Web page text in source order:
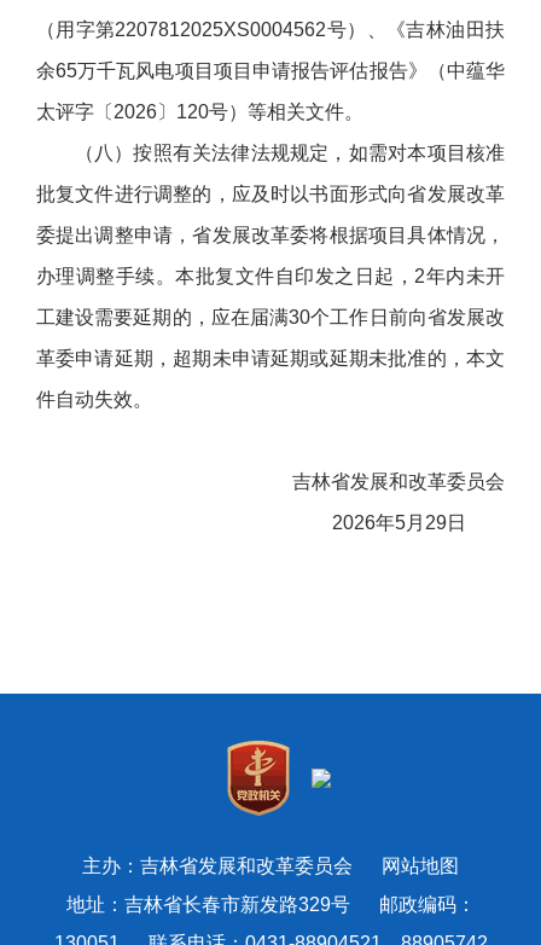
（用字第2207812025XS0004562号）、《吉林油田扶
余65万千瓦风电项目项目申请报告评估报告》（中蕴华
太评字〔2026〕120号）等相关文件。
（八）按照有关法律法规规定，如需对本项目核准
批复文件进行调整的，应及时以书面形式向省发展改革
委提出调整申请，省发展改革委将根据项目具体情况，
办理调整手续。本批复文件自印发之日起，2年内未开
工建设需要延期的，应在届满30个工作日前向省发展改
革委申请延期，超期未申请延期或延期未批准的，本文
件自动失效。
吉林省发展和改革委员会
2026年5月29日
主办：吉林省发展和改革委员会
网站地图
地址：吉林省长春市新发路329号 邮政编码：